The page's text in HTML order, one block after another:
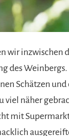
wir inzwischen
des
Schätzen
viel näher
mit